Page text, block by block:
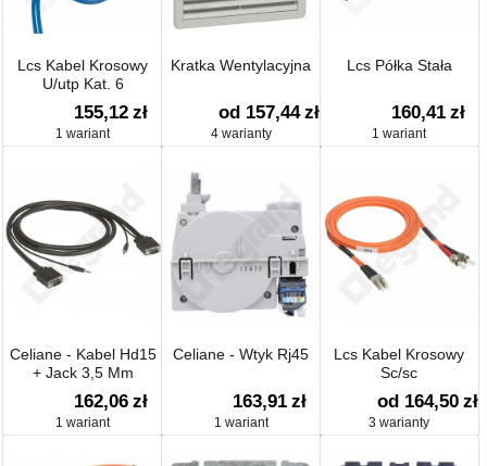
Lcs Kabel Krosowy
U/utp Kat. 6
155,12 zł
1 wariant
Kratka Wentylacyjna
od 157,44 zł
4 warianty
Lcs Półka Stała
160,41 zł
1 wariant
Celiane - Kabel Hd15
+ Jack 3,5 Mm
162,06 zł
1 wariant
Celiane - Wtyk Rj45
163,91 zł
1 wariant
Lcs Kabel Krosowy
Sc/sc
od 164,50 zł
3 warianty